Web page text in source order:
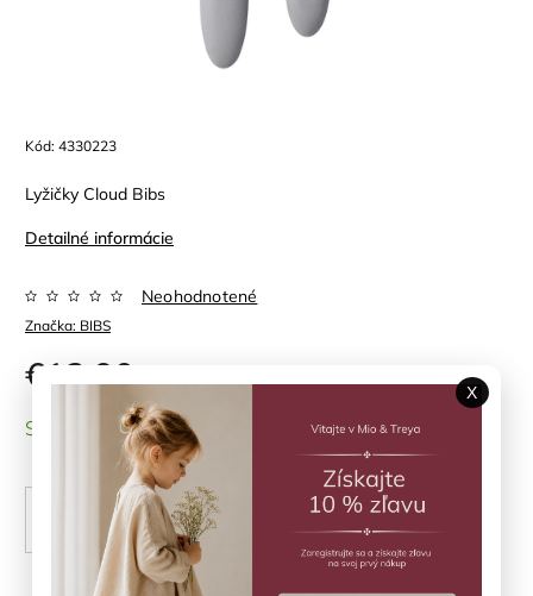
Kód: 4330223
Lyžičky Cloud Bibs
Detailné informácie
Značka: BIBS
Neohodnotené
€12,90
SKLADOM (1 ks)
PRIDAŤ DO KOŠÍKA
X